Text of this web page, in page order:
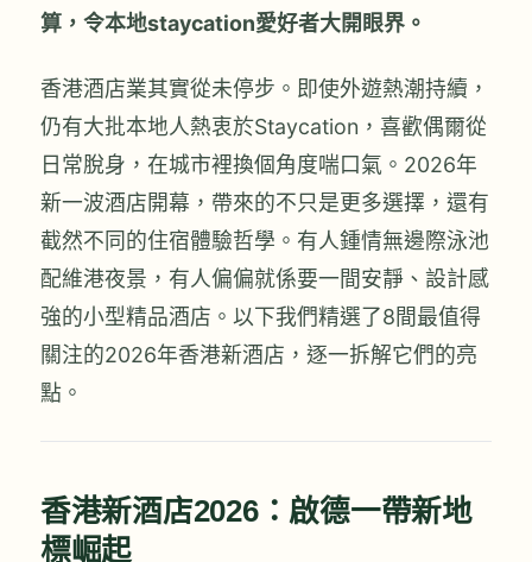
算，令本地staycation愛好者大開眼界。
香港酒店業其實從未停步。即使外遊熱潮持續，
仍有大批本地人熱衷於Staycation，喜歡偶爾從
日常脫身，在城市裡換個角度喘口氣。2026年
新一波酒店開幕，帶來的不只是更多選擇，還有
截然不同的住宿體驗哲學。有人鍾情無邊際泳池
配維港夜景，有人偏偏就係要一間安靜、設計感
強的小型精品酒店。以下我們精選了8間最值得
關注的2026年香港新酒店，逐一拆解它們的亮
點。
香港新酒店2026：啟德一帶新地
標崛起